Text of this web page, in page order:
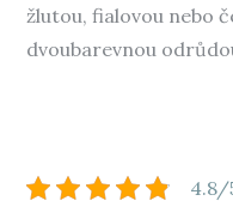
žlutou, fialovou nebo
dvoubarevnou
4.8/